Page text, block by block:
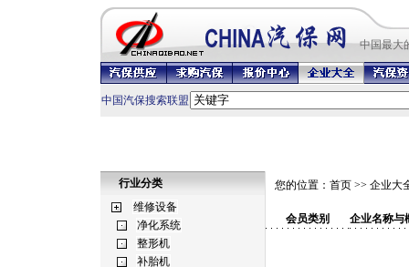
中国最大
中国汽保搜索联盟
行业分类 您的位置： 首页 >> 企业大
会员类别 企业名称与